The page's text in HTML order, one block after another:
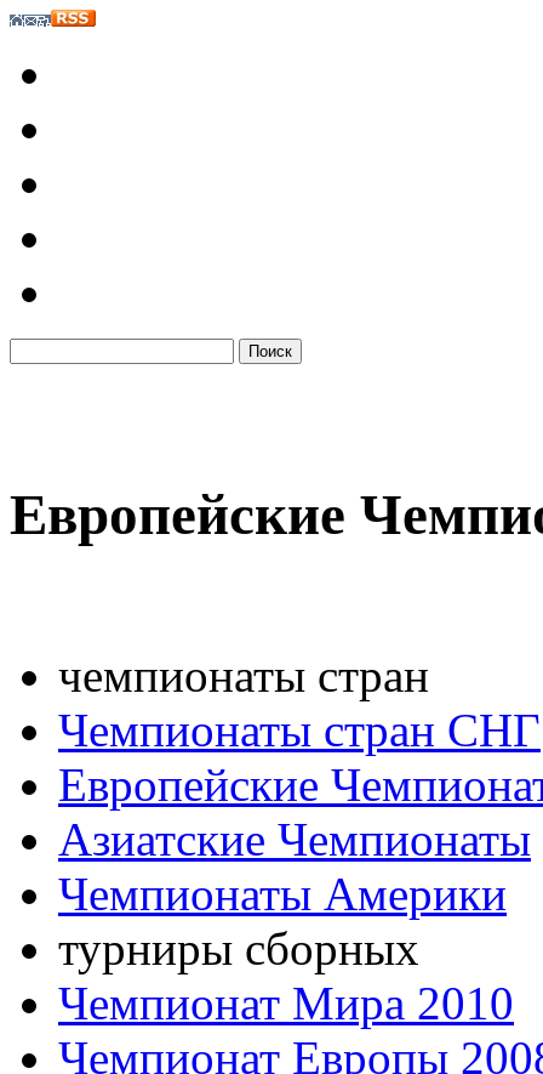
Европейские
чемпионаты стран
Чемпионаты стран СНГ
Европейские
Азиатские Чемпионаты
Чемпионаты Америки
турниры сборных
Чемпионат Мира 2010
Чемпионат Европы